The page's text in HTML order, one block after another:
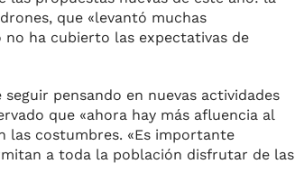
que «levantó muchas
no ha cubierto las expectativas de
pensando en nuevas actividades
que «ahora hay más afluencia al
las costumbres. «Es importante
a toda la población disfrutar de las